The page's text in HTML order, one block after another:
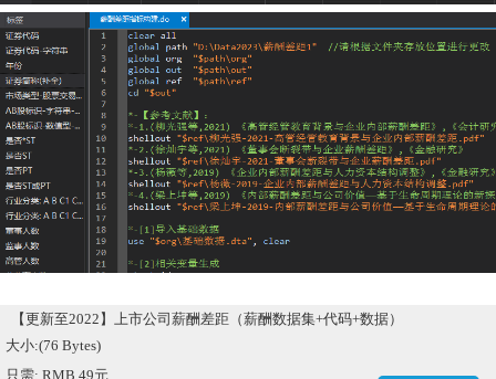
【更新至2022】上市公司薪酬差距（薪酬数据集+代码+数据）
大小:(76 Bytes)
只需: RMB 49元